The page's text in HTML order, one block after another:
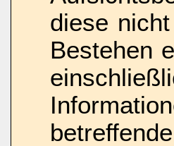
diese
Bestehen